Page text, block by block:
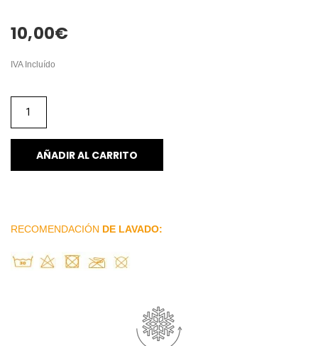
10,00€
IVA Incluído
AÑADIR AL CARRITO
RECOMENDACIÓN DE LAVADO: